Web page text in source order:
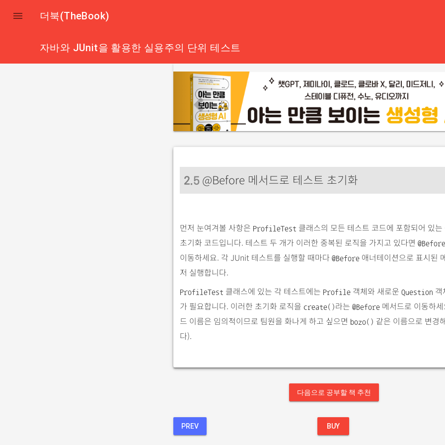
 더북(TheBook)
자바와 JUnit을 활용한 실용주의 단위 테스트
p
r
e
v
i
o
s
2.5@Before 메서드로 테스트 초기화
먼저 눈여겨볼 사항은 ProfileTest 클래스의 모든 테스트 코드에 포함되어 있는
초기화 코드입니다. 테스트 두 개가 이러한 중복된 로직을 가지고 있다면 @Before
이동하세요. 각 JUnit 테스트를 실행할 때마다 @Before애너테이션으로 표시된
저 실행합니다.
ProfileTest 클래스에 있는 각 테스트에는 Profile객체와 새로운 Question 객
가 필요합니다. 이러한 초기화 로직을 create()라는 @Before메서드로 이동하세
드 이름은 임의적이므로 팀원을 화나게 하고 싶으면 bozo() 같은 이름으로 변경
다).
다음으로 공부할 책 추천
PREV BUY